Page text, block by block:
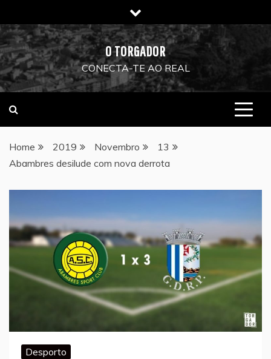
to
content
O TORGADOR
CONECTA-TE AO REAL
Home 2019 Novembro
13
Abambres desilude com nova derrota
Desporto